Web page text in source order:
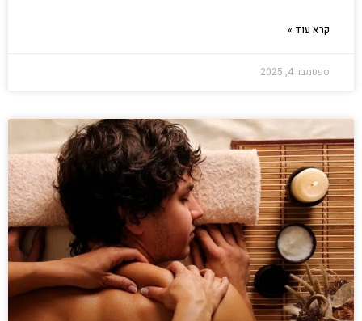
קרא עוד »
ספטמבר 4, 2025